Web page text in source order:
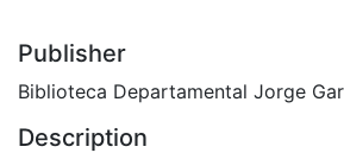
Publisher
Biblioteca Departamental Jorge
Description